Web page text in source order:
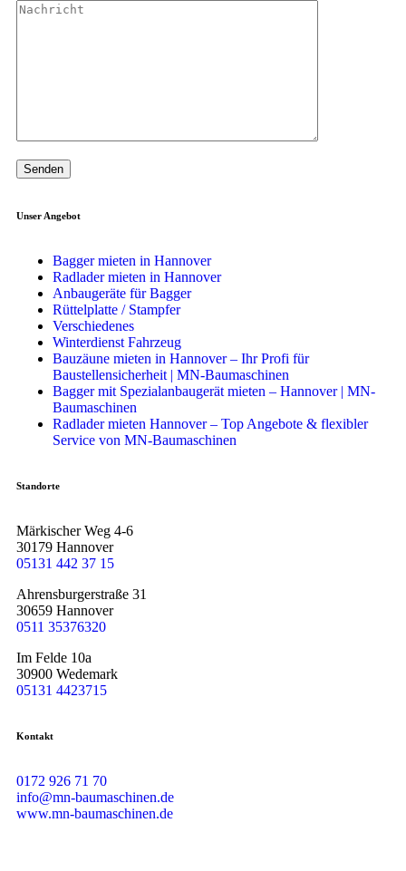
Unser Angebot
Bagger mieten in Hannover
Radlader mieten in Hannover
Anbaugeräte für Bagger
Rüttelplatte / Stampfer
Verschiedenes
Winterdienst Fahrzeug
Bauzäune mieten in Hannover – Ihr Profi für
Baustellensicherheit | MN-Baumaschinen
Bagger mit Spezialanbaugerät mieten – Hannover | MN-
Baumaschinen
Radlader mieten Hannover – Top Angebote & flexibler
Service von MN-Baumaschinen
Standorte
Märkischer Weg 4-6
30179 Hannover
05131 442 37 15
Ahrensburgerstraße 31
30659 Hannover
0511 35376320
Im Felde 10a
30900 Wedemark
05131 4423715
Kontakt
0172 926 71 70
info@mn-baumaschinen.de
www.mn-baumaschinen.de